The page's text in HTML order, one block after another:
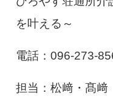
を叶える～
電話：096-273-
担当：松﨑・髙﨑